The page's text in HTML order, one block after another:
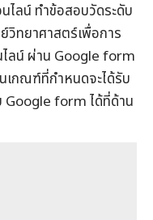
ลน์ ทำข้อสอบวัดระดับ
วิทยาศาสตร์เพื่อการ
ลน์ ผ่าน Google form
เกณฑ์ที่กำหนดจะได้รับ
Google form ได้ที่ด้าน